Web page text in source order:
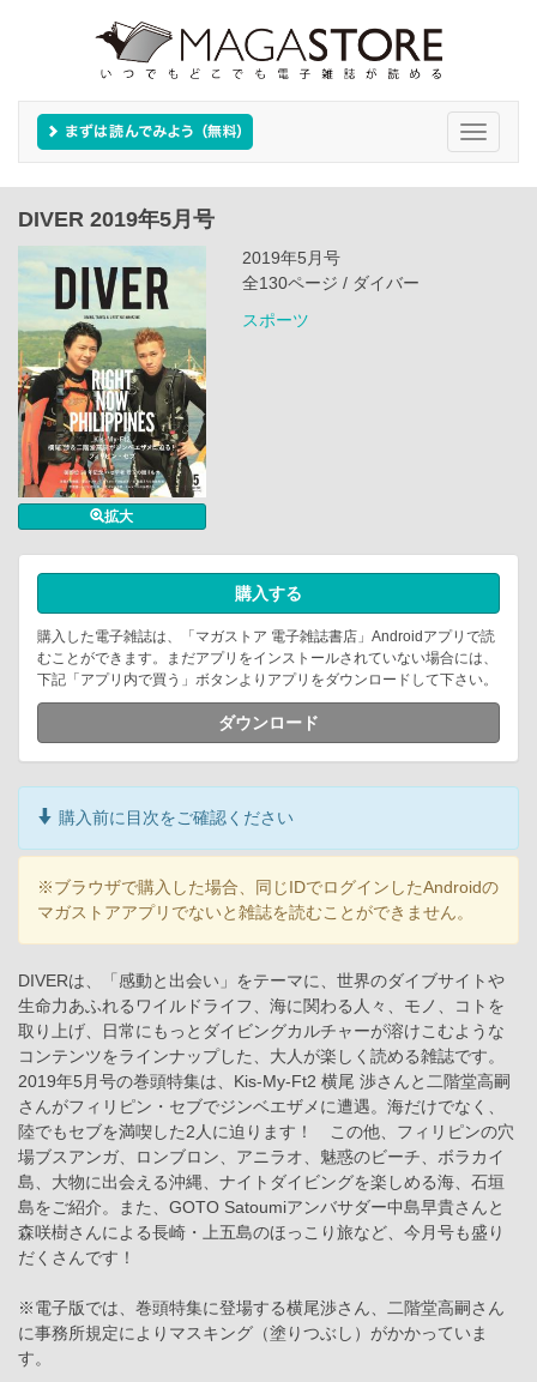
Toggle
DIVER 2019年5月号
拡大
2019年5月号
全130ページ / ダイバー
スポーツ
購入する
購入した電子雑誌は、「マガストア 電子雑誌書店」Androidアプリで読
むことができます。まだアプリをインストールされていない場合には、
下記「アプリ内で買う」ボタンよりアプリをダウンロードして下さい。
ダウンロード
購入前に目次をご確認ください
※ブラウザで購入した場合、同じIDでログインしたAndroidの
マガストアアプリでないと雑誌を読むことができません。
DIVERは、「感動と出会い」をテーマに、世界のダイブサイトや
生命力あふれるワイルドライフ、海に関わる人々、モノ、コトを
取り上げ、日常にもっとダイビングカルチャーが溶けこむような
コンテンツをラインナップした、大人が楽しく読める雑誌です。
2019年5月号の巻頭特集は、Kis-My-Ft2 横尾 渉さんと二階堂高嗣
さんがフィリピン・セブでジンベエザメに遭遇。海だけでなく、
陸でもセブを満喫した2人に迫ります！ この他、フィリピンの穴
場ブスアンガ、ロンブロン、アニラオ、魅惑のビーチ、ボラカイ
島、大物に出会える沖縄、ナイトダイビングを楽しめる海、石垣
島をご紹介。また、GOTO Satoumiアンバサダー中島早貴さんと
森咲樹さんによる長崎・上五島のほっこり旅など、今月号も盛り
だくさんです！
※電子版では、巻頭特集に登場する横尾渉さん、二階堂高嗣さん
に事務所規定によりマスキング（塗りつぶし）がかかっていま
す。